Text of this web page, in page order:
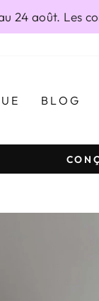
24 août. Les
BLOG